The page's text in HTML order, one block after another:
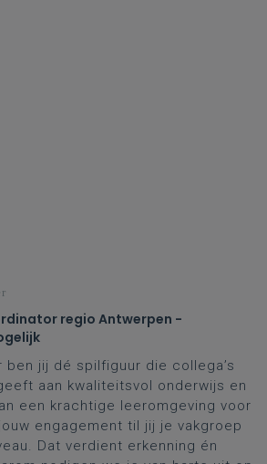
regio Antwerpen -
ben jij dé spilfiguur die collega’s
aan kwaliteitsvol onderwijs en
een krachtige leeromgeving voor
engagement til jij je vakgroep
Dat verdient erkenning én